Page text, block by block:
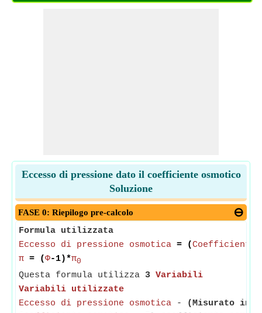
Eccesso di pressione dato il coefficiente osmotico
Soluzione
FASE 0: Riepilogo pre-calcolo
Formula utilizzata
Eccesso di pressione osmotica = (Coefficiente
π = (Φ-1)*π0
Questa formula utilizza 3 Variabili
Variabili utilizzate
Eccesso di pressione osmotica -
(Misurato in